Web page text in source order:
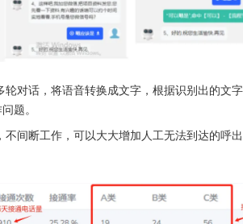
对话，将语音转换成文字，根据识别出的文
题。
间断工作，可以大大增加人工无法到达的呼